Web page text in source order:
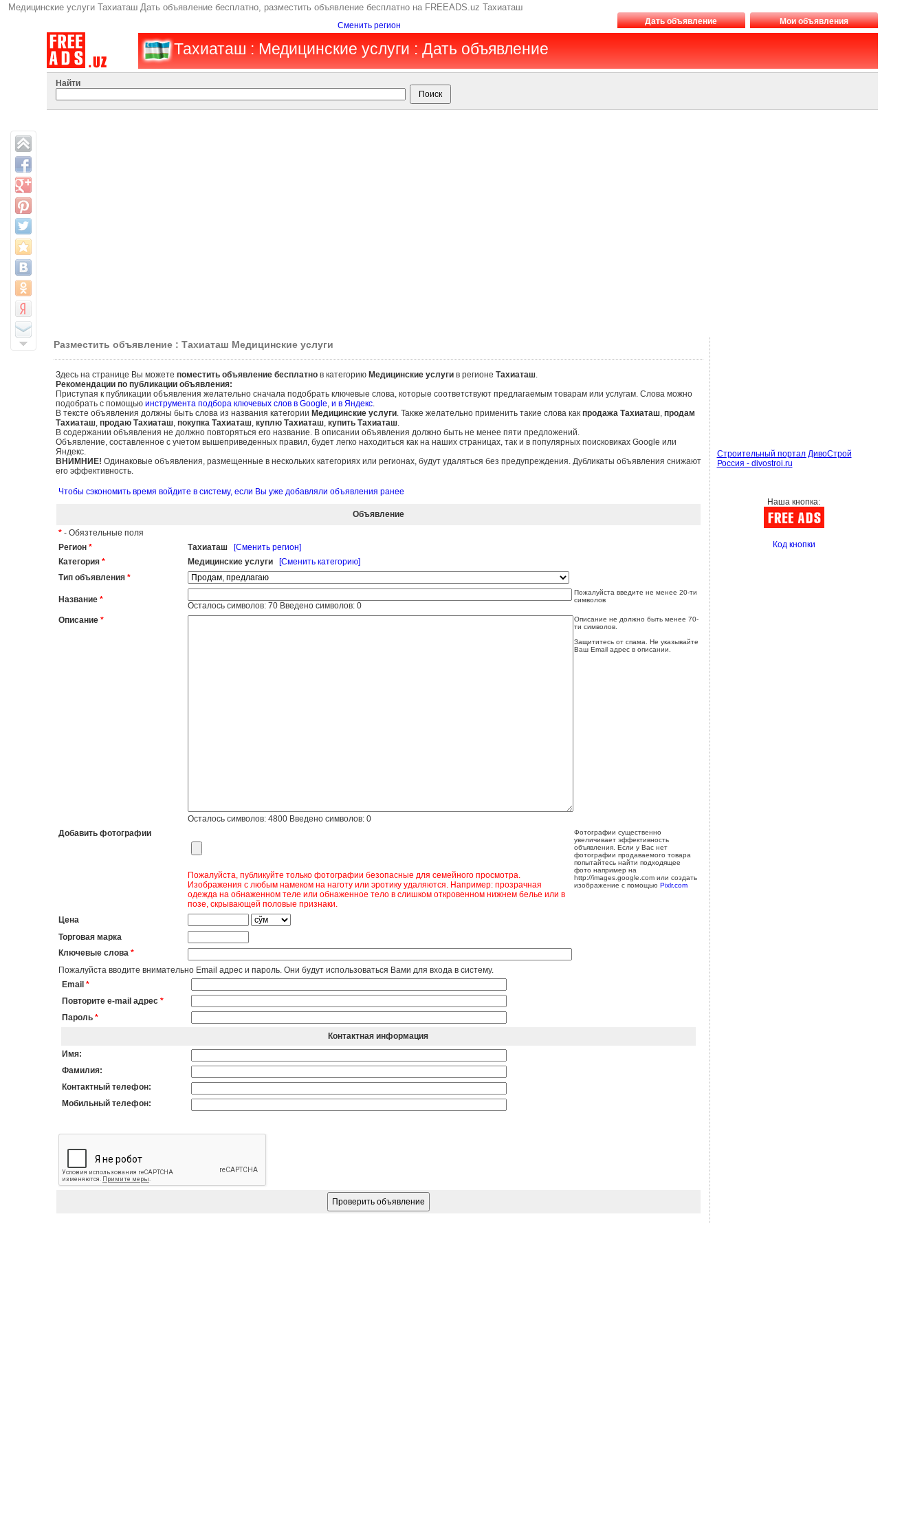
Медицинские услуги Тахиаташ Дать объявление бесплатно, разместить объявление бесплатно на FREEADS.uz Тахиаташ
Сменить регион Дать объявление Мои объявления
Тахиаташ : Медицинские услуги : Дать объявление
Найти
Разместить объявление : Тахиаташ Медицинские услуги
Здесь на странице Вы можете поместить объявление бесплатнов категорию Медицинские услугив регионе Тахиаташ.
Рекомендации по публикации объявления:
Приступая к публикации объявления желательно сначала подобрать ключевые слова, которые соответствуют предлагаемым товарам или услугам. Слова можно
подобрать с помощью инструмента подбора ключевых слов в Google, и в Яндекс.
В тексте объявления должны быть слова из названия категории Медицинские услуги. Также желательно применить такие слова как продажа Тахиаташ, продам
Тахиаташ, продаю Тахиаташ, покупка Тахиаташ, куплю Тахиаташ, купить Тахиаташ.
В содержании объявления не должно повторяться его название. В описании объявления должно быть не менее пяти предложений.
Объявление, составленное с учетом вышеприведенных правил, будет легко находиться как на наших страницах, так и в популярных поисковиках Google или
Яндекс.
ВНИМНИЕ! Одинаковые объявления, размещенные в нескольких категориях или регионах, будут удаляться без предупреждения. Дубликаты объявления снижают
его эффективность.
Чтобы сэкономить время войдите в систему, если Вы уже добавляли объявления ранее
Объявление
*- Обязтельные поля
Регион * Тахиаташ
[Сменить регион]
Категория * Медицинские услуги
[Сменить категорию]
Тип объявления *
Название *
Осталось символов: 70Введено символов: 0
Пожалуйста введите не менее 20-ти
символов
Описание *
Осталось символов: 4800Введено символов: 0
Описание не должно быть менее 70-
ти символов.
Защититесь от спама. Не указывайте
Ваш Email адрес в описании.
Добавить фотографии
Пожалуйста, публикуйте только фотографии безопасные для семейного просмотра.
Изображения с любым намеком на наготу или эротику удаляются. Например: прозрачная
одежда на обнаженном теле или обнаженное тело в слишком откровенном нижнем белье или в
позе, скрывающей половые признаки.
Фотографии существенно
увеличивает эффективность
объявления. Если у Вас нет
фотографии продаваемого товара
попытайтесь найти подходящее
фото например на
http://images.google.com или создать
изображение с помощью Pixlr.com
Цена
Торговая марка
Ключевые слова *
Пожалуйста вводите внимательно Email адрес и пароль. Они будут использоваться Вами для входа в систему.
Email *
Повторите e-mail адрес *
Пароль *
Контактная информация
Имя:
Фамилия:
Контактный телефон:
Мобильный телефон:
Строительный портал ДивоСтрой
Россия - divostroi.ru
Наша кнопка:
Код кнопки